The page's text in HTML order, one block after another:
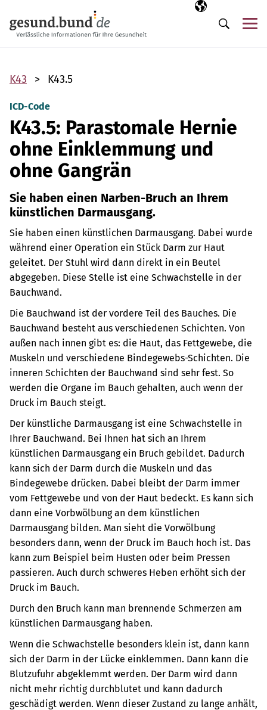
Ausgewählte
DE
Suche
K43 K43.5
ICD-Code
K43.5: Parastomale Hernie
ohne Einklemmung und
ohne Gangrän
Sie haben einen Narben-Bruch an Ihrem
künstlichen Darmausgang.
Sie haben einen künstlichen Darmausgang. Dabei wurde
während einer Operation ein Stück Darm zur Haut
geleitet. Der Stuhl wird dann direkt in ein Beutel
abgegeben. Diese Stelle ist eine Schwachstelle in der
Bauchwand.
Die Bauchwand ist der vordere Teil des Bauches. Die
Bauchwand besteht aus verschiedenen Schichten. Von
außen nach innen gibt es: die Haut, das Fettgewebe, die
Muskeln und verschiedene Bindegewebs-Schichten. Die
inneren Schichten der Bauchwand sind sehr fest. So
werden die Organe im Bauch gehalten, auch wenn der
Druck im Bauch steigt.
Der künstliche Darmausgang ist eine Schwachstelle in
Ihrer Bauchwand. Bei Ihnen hat sich an Ihrem
künstlichen Darmausgang ein Bruch gebildet. Dadurch
kann sich der Darm durch die Muskeln und das
Bindegewebe drücken. Dabei bleibt der Darm immer
vom Fettgewebe und von der Haut bedeckt. Es kann sich
dann eine Vorbwölbung an dem künstlichen
Darmausgang bilden. Man sieht die Vorwölbung
besonders dann, wenn der Druck im Bauch hoch ist. Das
kann zum Beispiel beim Husten oder beim Pressen
passieren. Auch durch schweres Heben erhöht sich der
Druck im Bauch.
Durch den Bruch kann man brennende Schmerzen am
künstlichen Darmausgang haben.
Wenn die Schwachstelle besonders klein ist, dann kann
sich der Darm in der Lücke einklemmen. Dann kann die
Blutzufuhr abgeklemmt werden. Der Darm wird dann
nicht mehr richtig durchblutet und kann dadurch
geschädigt werden. Wenn dieser Zustand zu lange anhält,